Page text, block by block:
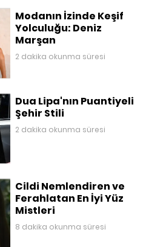
Modanın İzinde Keşif
Yolculuğu: Deniz
Marşan
2 dakika okunma süresi
Dua Lipa'nın Puantiyeli
Şehir Stili
2 dakika okunma süresi
Cildi Nemlendiren ve
Ferahlatan En İyi Yüz
Mistleri
8 dakika okunma süresi